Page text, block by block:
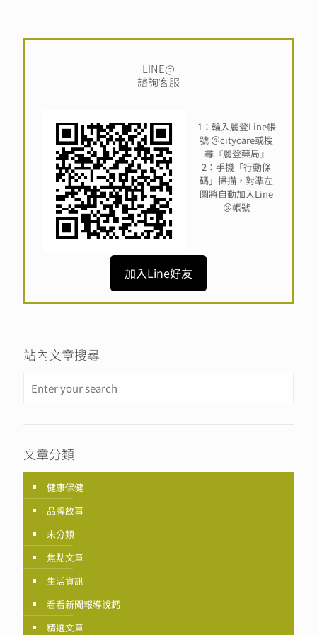
LINE@
諮詢客服
1：輪入麗登Line帳
號 ＠citycare或搜
尋『麗登藥局』
2：手機「行動條
碼」掃描，對準左
圖將自動加入Line
＠帳號
加入Line好友
站內文章搜尋
文章分類
健康保健
品牌故事
未分類
焦點文章
生活資訊
看看新聞報導說鈣
精選文章